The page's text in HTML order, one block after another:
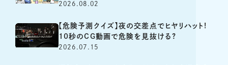
2026.08.02
【危険予測クイズ】夜の交差点でヒヤリハット!
10秒のCG動画で危険を見抜ける?
2026.07.15